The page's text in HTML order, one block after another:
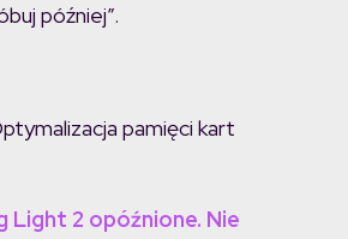
później”.
pamięci kart
Light 2 opóźnione. Nie